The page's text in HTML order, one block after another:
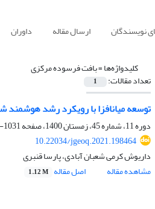
نویسندگان ارسال مقاله داوران
کلیدواژه‌ها =بافت فرسوده مرکزی
تعداد مقالات: 1
توسعه میان‏افزا با رویکرد رشد
دوره 11، شماره 45، زمستان 1400، صفحه
1031-1051
10.22034/jgeoq.2021.198464
داریوش کرمی شعبان آبادی، پارسا قنبری
مشاهده مقاله
اصل مقاله 1.12 M